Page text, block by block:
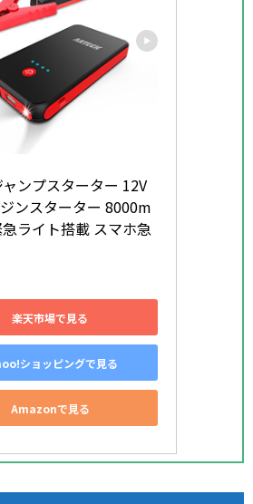
ンプスターター 12V
ンスターター 8000m
急ライト搭載 スマホ急
楽天市場で見る
ショッピングで見る
Amazonで見る